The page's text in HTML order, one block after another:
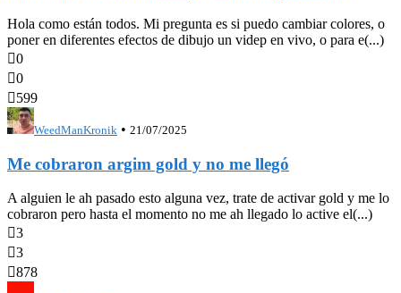
Hola como están todos. Mi pregunta es si puedo cambiar colores, o
poner en diferentes efectos de dibujo un videp en vivo, o para e(...)
0
0
599
WeedManKronik • 21/07/2025
Me cobraron argim gold y no me llegó
A alguien le ah pasado esto alguna vez, trate de activar gold y me lo
cobraron pero hasta el momento no me ah llegado lo active el(...)
3
3
878